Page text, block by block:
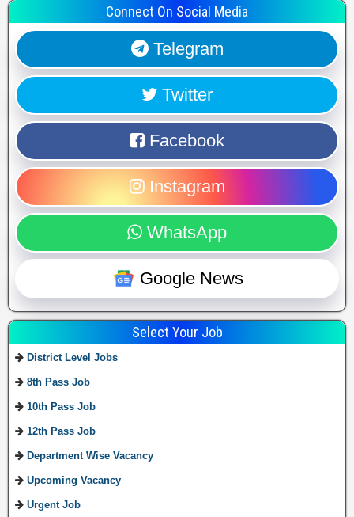
Connect On Social Media
Telegram
Twitter
Facebook
Instagram
WhatsApp
Google News
Select Your Job
District Level Jobs
8th Pass Job
10th Pass Job
12th Pass Job
Department Wise Vacancy
Upcoming Vacancy
Urgent Job